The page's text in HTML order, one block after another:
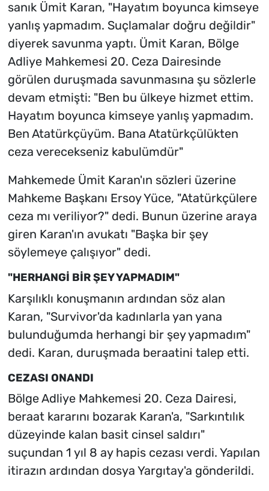
sanık Ümit Karan, "Hayatım boyunca kimseye
yanlış yapmadım. Suçlamalar doğru değildir"
diyerek savunma yaptı. Ümit Karan, Bölge
Adliye Mahkemesi 20. Ceza Dairesinde
görülen duruşmada savunmasına şu sözlerle
devam etmişti: "Ben bu ülkeye hizmet ettim.
Hayatım boyunca kimseye yanlış yapmadım.
Ben Atatürkçüyüm. Bana Atatürkçülükten
ceza verecekseniz kabulümdür"
Mahkemede Ümit Karan'ın sözleri üzerine
Mahkeme Başkanı Ersoy Yüce, "Atatürkçülere
ceza mı veriliyor?" dedi. Bunun üzerine araya
giren Karan'ın avukatı "Başka bir şey
söylemeye çalışıyor" dedi.
"HERHANGİ BİR ŞEY YAPMADIM"
Karşılıklı konuşmanın ardından söz alan
Karan, "Survivor'da kadınlarla yan yana
bulunduğumda herhangi bir şey yapmadım"
dedi. Karan, duruşmada beraatini talep etti.
CEZASI ONANDI
Bölge Adliye Mahkemesi 20. Ceza Dairesi,
beraat kararını bozarak Karan'a, "Sarkıntılık
düzeyinde kalan basit cinsel saldırı"
suçundan 1 yıl 8 ay hapis cezası verdi. Yapılan
itirazın ardından dosya Yargıtay'a gönderildi.